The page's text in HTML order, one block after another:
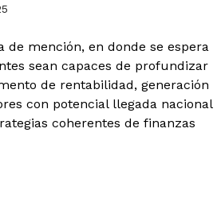
de mención, en donde se espera
sean capaces de profundizar
de rentabilidad, generación
con potencial llegada nacional
coherentes de finanzas